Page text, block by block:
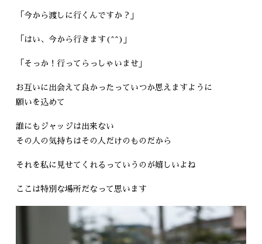
「今から渡しに行くんですか？」
「はい、今から行きます(^^)」
「そっか！行ってらっしゃいませ」
お互いに出会えて良かったっていつか思えますように
願いを込めて
誰にもジャッジは出来ない
その人の気持ちはその人だけのものだから
それを私に見せてくれるっていうのが嬉しいよね
ここは特別な場所だなって思います